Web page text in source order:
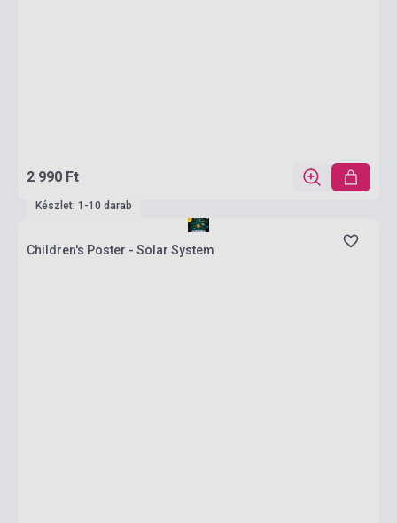
2 990 Ft
Készlet: 1-10 darab
Children's Poster - Solar System